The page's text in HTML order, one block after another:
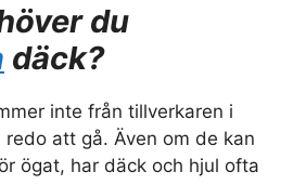
du
däck?
inte från tillverkaren i
att gå. Även om de kan
ögat, har däck och hjul ofta